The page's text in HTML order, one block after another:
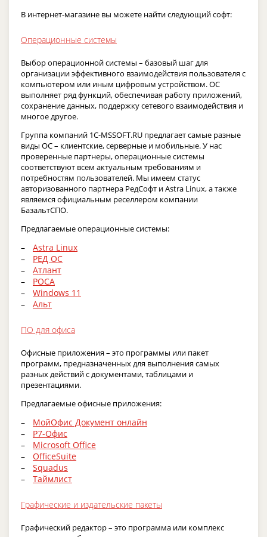
В интернет-магазине вы можете найти следующий софт:
Операционные системы
Выбор операционной системы – базовый шаг для
организации эффективного взаимодействия пользователя с
компьютером или иным цифровым устройством. ОС
выполняет ряд функций, обеспечивая работу приложений,
сохранение данных, поддержку сетевого взаимодействия и
многое другое.
Группа компаний 1C-MSSOFT.RU предлагает самые разные
виды ОС – клиентские, серверные и мобильные. У нас
проверенные партнеры, операционные системы
соответствуют всем актуальным требованиям и
потребностям пользователей. Мы имеем статус
авторизованного партнера РедСофт и Astra Linux, а также
являемся официальным реселлером компании
БазальтСПО.
Предлагаемые операционные системы:
Astra Linux
РЕД ОС
Атлант
РОСА
Windows 11
Альт
ПО для офиса
Офисные приложения – это программы или пакет
программ, предназначенных для выполнения самых
разных действий с документами, таблицами и
презентациями.
Предлагаемые офисные приложения:
МойОфис Документ онлайн
Р7-Офис
Microsoft Office
OfficeSuite
Squadus
Таймлист
Графические и издательские пакеты
Графический редактор – это программа или комплекс